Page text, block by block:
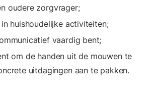
oudere zorgvrager;
huishoudelijke activiteiten;
vaardig bent;
om de handen uit de mouwen te
uitdagingen aan te pakken.